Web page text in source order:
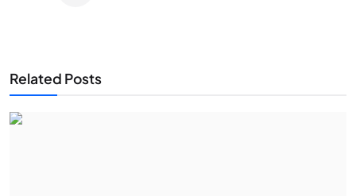
Related Posts